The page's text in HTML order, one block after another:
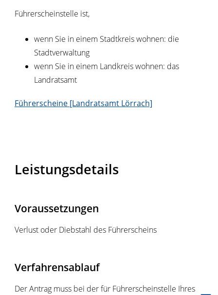
Führerscheinstelle ist,
wenn Sie in einem Stadtkreis wohnen: die
Stadtverwaltung
wenn Sie in einem Landkreis wohnen: das
Landratsamt
Führerscheine [Landratsamt Lörrach]
Leistungsdetails
Voraussetzungen
Verlust oder Diebstahl des Führerscheins
Verfahrensablauf
Der Antrag muss bei der für Führerscheinstelle Ihres